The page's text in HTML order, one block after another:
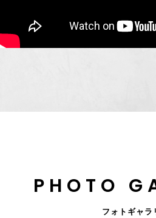
PHOTO
フォトギャラ